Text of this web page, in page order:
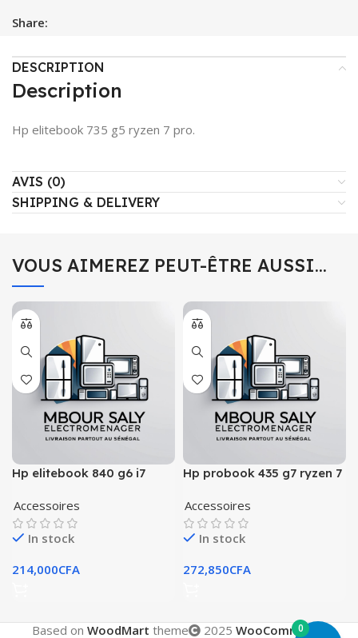
Share:
DESCRIPTION
Description
Hp elitebook 735 g5 ryzen 7 pro.
AVIS (0)
SHIPPING & DELIVERY
VOUS AIMEREZ PEUT-ÊTRE AUSSI…
Hp elitebook 840 g6 i7
Accessoires
In stock
214,000CFA
Hp probook 435 g7 ryzen 7
Accessoires
In stock
272,850CFA
Based on WoodMart theme 2025 WooCommerce
0